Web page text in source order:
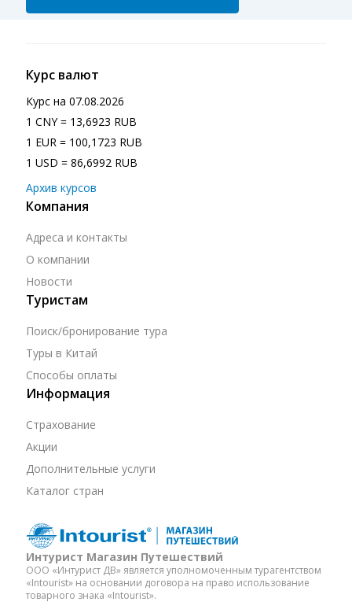
Курс валют
Курс на 07.08.2026
1 CNY = 13,6923 RUB
1 EUR = 100,1723 RUB
1 USD = 86,6992 RUB
Архив курсов
Компания
Адреса и контакты
О компании
Новости
Туристам
Поиск/бронирование тура
Туры в Китай
Способы оплаты
Информация
Страхование
Акции
Дополнительные услуги
Каталог стран
Интурист Магазин Путешествий
ООО «Интурист ДВ» является уполномоченным турагентством
«Intourist» на основании договора на право использование
товарного знака «Intourist».